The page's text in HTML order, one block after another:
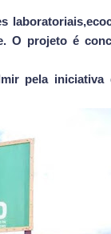
O projeto é
pela